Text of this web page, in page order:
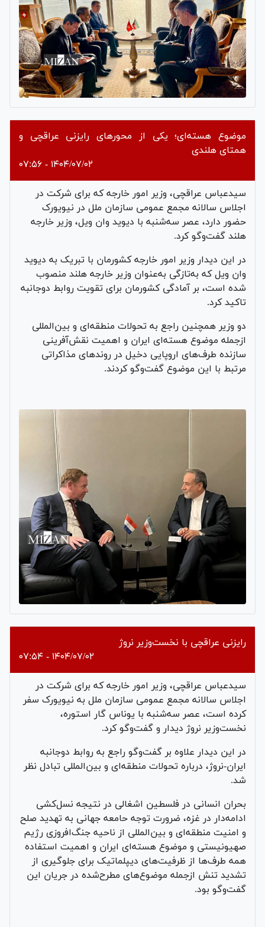
موضوع هسته‌ای؛ یکی از محورهای رایزنی عراقچی و
همتای هلندی
۱۴۰۴/۰۷/۰۲ - ۰۷:۵۶
سیدعباس عراقچی، وزیر امور خارجه که برای شرکت در
اجلاس سالانه مجمع عمومی سازمان ملل در نیویورک
حضور دارد، عصر سه‌شنبه با دیوید وان ویل، وزیر خارجه
هلند گفت‌وگو کرد.
در این دیدار وزیر امور خارجه کشورمان با تبریک به دیوید
وان ویل که به‌تازگی به‌عنوان وزیر خارجه هلند منصوب
شده است، بر آمادگی کشورمان برای تقویت روابط دوجانبه
تاکید کرد.
دو وزیر همچنین راجع به تحولات منطقه‌ای و بین‌المللی
ازجمله موضوع هسته‌ای ایران و اهمیت نقش‌آفرینی
سازنده طرف‌های اروپایی دخیل در روندهای مذاکراتی
مرتبط با این موضوع گفت‌وگو کردند.
رایزنی عراقچی با نخست‌وزیر نروژ
۱۴۰۴/۰۷/۰۲ - ۰۷:۵۴
سیدعباس عراقچی، وزیر امور خارجه که برای شرکت در
اجلاس سالانه مجمع عمومی سازمان ملل به نیویورک سفر
کرده است، عصر سه‌شنبه با یوناس گار استوره،
نخست‌وزیر نروژ دیدار و گفت‌وگو کرد.
در این دیدار علاوه بر گفت‌وگو راجع به روابط دوجانبه
ایران-نروژ، درباره تحولات منطقه‌ای و بین‌المللی تبادل نظر
شد.
بحران انسانی در فلسطین اشغالی در نتیجه نسل‌کشی
ادامه‌دار در غزه، ضرورت توجه حامعه جهانی به تهدید صلح
و امنیت منطقه‌ای و بین‌المللی از ناحیه جنگ‌افروزی رژیم
صهیونیستی و موضوع هسته‌ای ایران و اهمیت استفاده
همه طرف‌ها از ظرفیت‌های دیپلماتیک برای جلوگیری از
تشدید تنش ازجمله موضوع‌های مطرح‌شده در جریان این
گفت‌وگو بود.